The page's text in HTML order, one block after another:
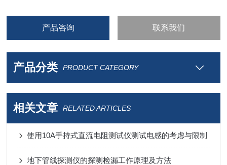
产品咨询 联系我们
产品分类 PRODUCT CATEGORY
相关文章 RELATED ARTICLES
使用10A手持式直流电阻测试仪测试电感的考虑与限制
地下管线探测仪的探测检漏工作原理及方法